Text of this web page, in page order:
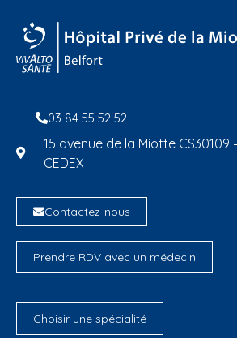
03 84 55 52 52
15 avenue de la Miotte CS30109
CEDEX
Contactez-nous
Prendre RDV avec un médecin
Choisir une spécialité